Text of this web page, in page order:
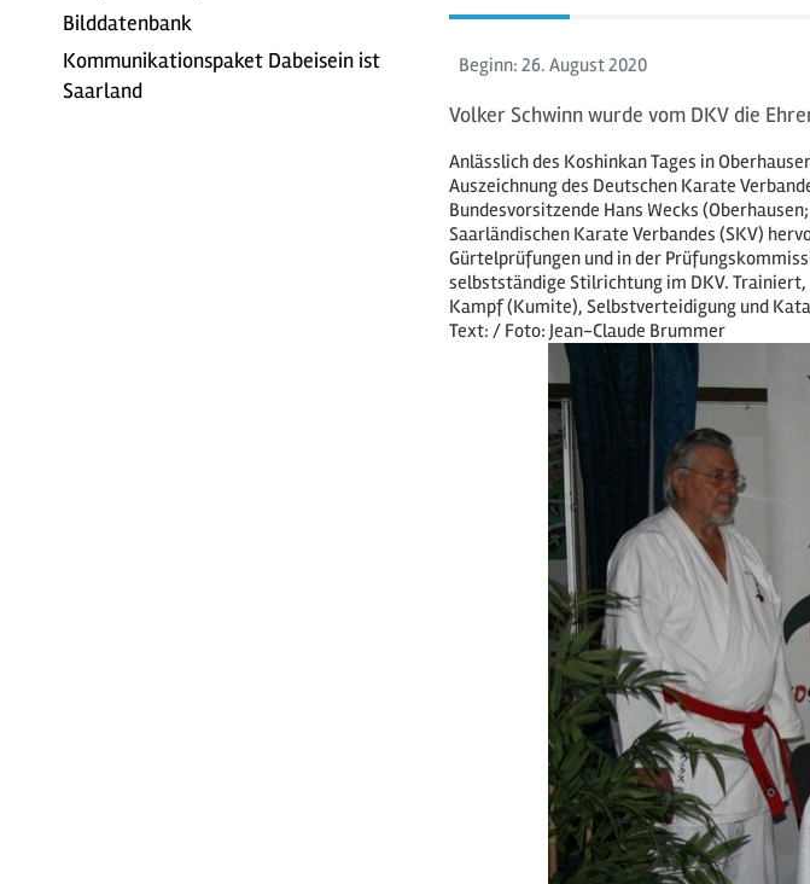
Bilddatenbank
Kommunikationspaket Dabeisein ist
Saarland
Beginn: 26. August2020
Volker Schwinn wurde vom DKV die
Anlässlich des Koshinkan Tages in
Auszeichnung des Deutschen Karate
Bundesvorsitzende Hans Wecks
Saarländischen Karate Verbandes (SKV)
Gürtelprüfungen und in der
selbstständige Stilrichtung im DKV.
Kampf (Kumite), Selbstverteidigung und
Text: / Foto: Jean-Claude Brummer